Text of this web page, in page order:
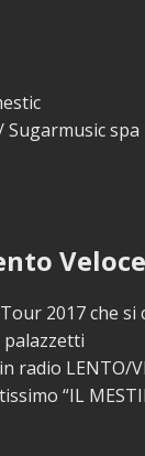
Sugarmusic spa
Veloce
2017 che
radio LENTO/
“IL